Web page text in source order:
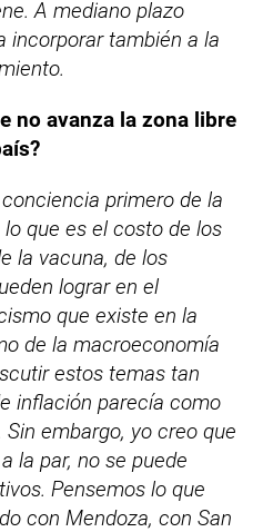
A mediano plazo
incorporar también a la
no avanza la zona libre
primero de la
que es el costo de los
la vacuna, de los
lograr en el
que existe en la
de la macroeconomía
estos temas tan
inflación parecía como
embargo, yo creo que
la par, no se puede
Pensemos lo que
con Mendoza, con San